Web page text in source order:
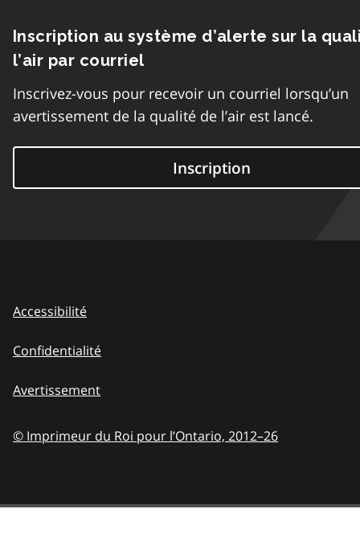
Inscription au système d’alerte sur la
l’air par courriel
Inscrivez-vous pour recevoir un courriel lorsqu’un
avertissement de la qualité de l’air est lancé.
Inscription
Accessibilité
Confidentialité
Avertissement
© Imprimeur du Roi pour l’Ontario, 2012–26